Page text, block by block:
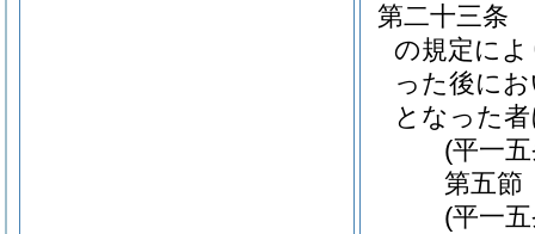
第二十三条
の規定に
った後に
となった
(平一
第五節
(平一